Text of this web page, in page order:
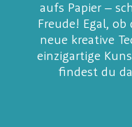
aufs Papier –
Freude! Egal,
neue kreative
einzigartige
findest du